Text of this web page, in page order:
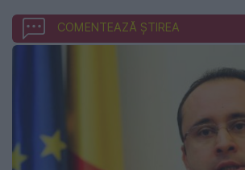
COMENTEAZĂ ȘTIREA